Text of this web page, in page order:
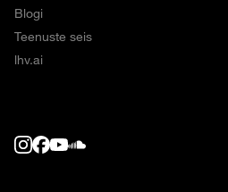
Blogi
Teenuste seis
lhv.ai